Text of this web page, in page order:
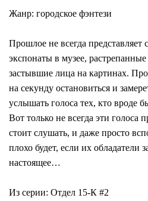
Жанр: городское фэнтези
Прошлое не всегда
экспонаты в музее,
застывшие лица на картинах.
на секунду остановиться и
услышать голоса тех, кто вроде
Вот только не всегда эти голоса
стоит слушать, и даже просто
плохо будет, если их обладатели
настоящее…
Из серии: Отдел 15-К #2